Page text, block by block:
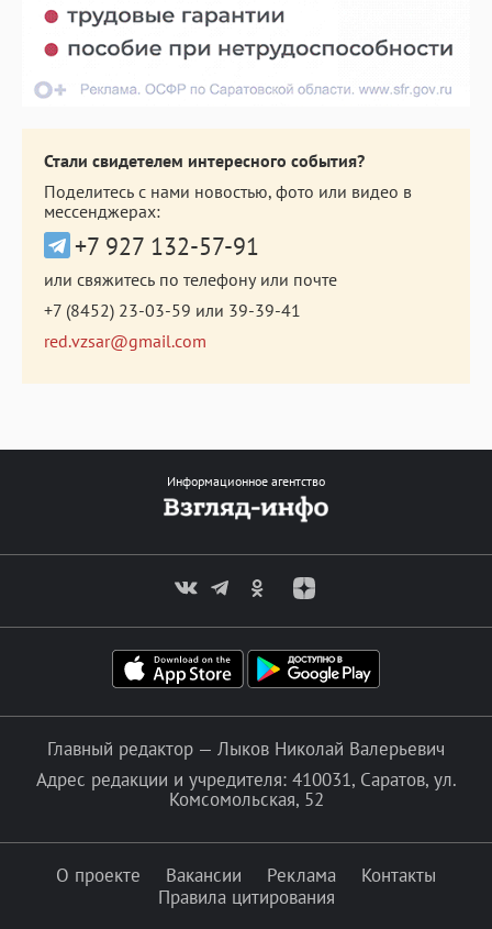
Стали свидетелем интересного события?
Поделитесь с нами новостью, фото или видео в
мессенджерах:
+7 927 132-57-91
или свяжитесь по телефону или почте
+7 (8452) 23-03-59 или 39-39-41
red.vzsar@gmail.com
Информационное агентство
Главный редактор — Лыков Николай Валерьевич
Адрес редакции и учредителя: 410031, Саратов, ул.
Комсомольская, 52
О проекте Вакансии Реклама
Контакты
Правила цитирования